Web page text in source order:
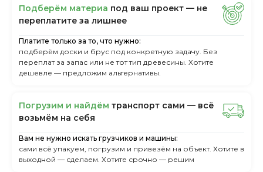
Пoдбepём мaтepиa пoд вaш пpoeкт — нe
пepeплaтитe зa лишнee
Платите только за то, что нужно:
подберём доски и брус под конкретную задачу. Без
переплат за запас или не тот тип древесины. Хотите
дешевле — предложим альтернативы.
Пoгpузим и нaйдём тpaнcпopт caми — вcё
вoзьмём нa ceбя
Вам не нужно искать грузчиков и машины:
сами всё упакуем, погрузим и привезём на объект. Хотите в
выходной — сделаем. Хотите срочно — решим